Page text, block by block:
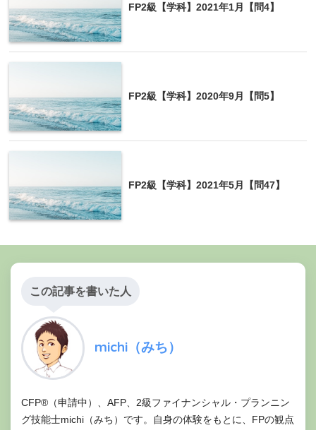
FP2級【学科】2021年1月【問4】
FP2級【学科】2020年9月【問5】
FP2級【学科】2021年5月【問47】
この記事を書いた人
michi（みち）
CFP®（申請中）、AFP、2級ファイナンシャル・プランニン
グ技能士michi（みち）です。自身の体験をもとに、FPの観点